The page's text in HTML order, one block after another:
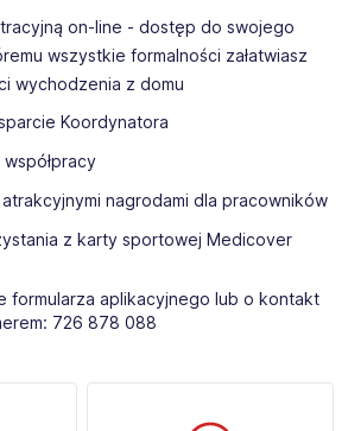
on-line - dostęp do swojego
wszystkie formalności załatwiasz
wychodzenia z domu
Koordynatora
współpracy
nagrodami dla pracowników
z karty sportowej Medicover
formularza aplikacyjnego lub o kontakt
726 878 088